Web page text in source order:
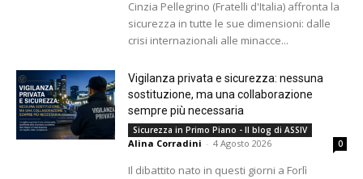
Cinzia Pellegrino (Fratelli d'Italia) affronta la
sicurezza in tutte le sue dimensioni: dalle
crisi internazionali alle minacce...
Vigilanza privata e sicurezza: nessuna
sostituzione, ma una collaborazione
sempre più necessaria
Sicurezza in Primo Piano - Il blog di ASSIV
Alina Corradini - 4 Agosto 2026 0
Il dibattito nato in questi giorni a Forlì